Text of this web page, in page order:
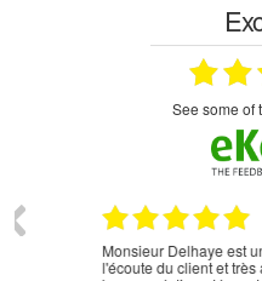
see some
Monsieur Delhaye est
l'écoute du client et très